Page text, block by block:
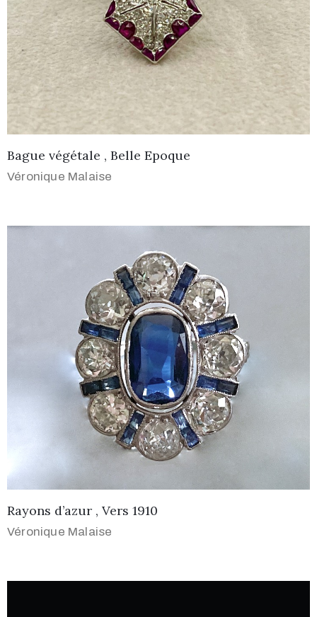
Bague végétale , Belle Epoque
Véronique Malaise
Rayons d’azur , Vers 1910
Véronique Malaise